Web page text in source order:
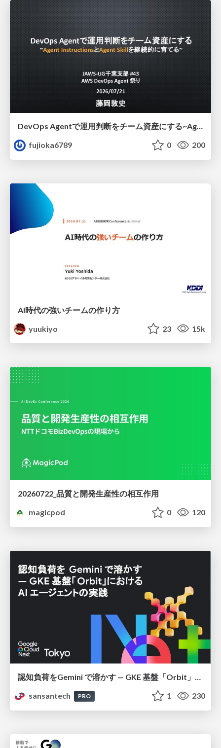
DevOps Agentで運用判断をチーム資産にする ~Agent InstructionsとAgent Skillを継続的に育てる~
fujioka6789
0 200
AI時代の強いチームの作り方
yuukiyo
23 15k
20260722_品質と開発生産性の相互作用
magicpod
0 120
認知負荷をGemini で溶かす — GKE 基盤「Orbit」における AI エージェントの実践
sansantech
PRO 1 230